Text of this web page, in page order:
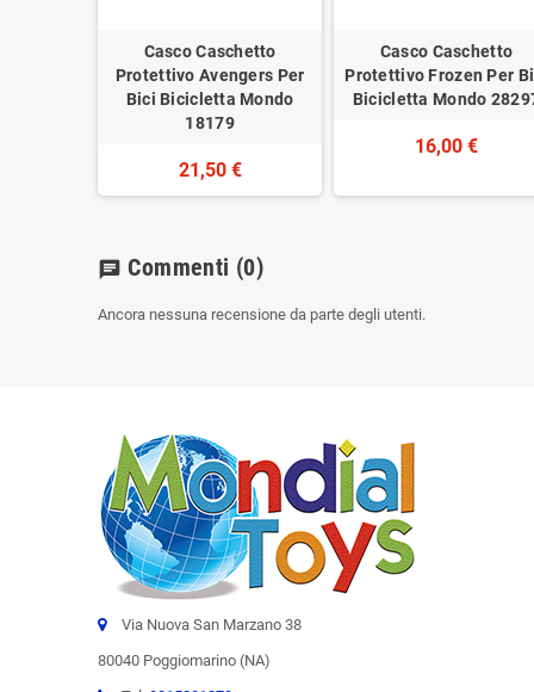
Casco Caschetto
Protettivo Avengers Per
Bici Bicicletta Mondo
18179
21,50 €
Casco Caschetto
Protettivo Frozen Per
Bicicletta Mondo
16,00 €
chat Commenti (0)
Ancora nessuna recensione da parte degli utenti.
Via Nuova San Marzano 38
80040 Poggiomarino (NA)